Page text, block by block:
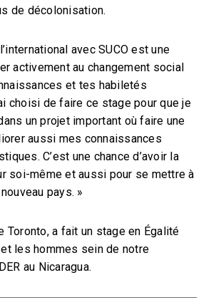
de décolonisation.
avec SUCO est une
activement au changement social
et tes habiletés
choisi de faire ce stage pour que je
un projet important où faire une
aussi mes connaissances
C’est une chance d’avoir la
soi-même et aussi pour se mettre à
pays. »
Toronto, a fait un stage en Égalité
les hommes sein de notre
au Nicaragua.